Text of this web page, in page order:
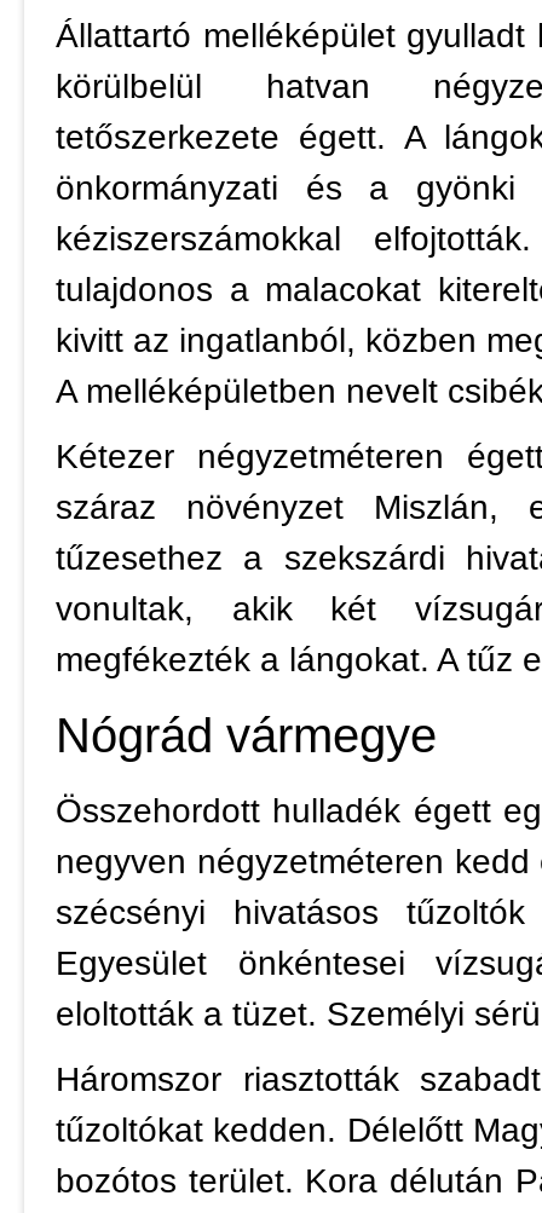
Állattartó melléképület
körülbelül hatvan
tetőszerkezete égett. A
önkormányzati és a gyönki
kéziszerszámokkal
tulajdonos a malacokat
kivitt az ingatlanból, közben
A melléképületben nevelt
Kétezer négyzetméteren
száraz növényzet
tűzesethez a szekszárdi
vonultak, akik két
megfékezték a lángokat. A tűz
Nógrád vármegye
Összehordott hulladék égett
negyven négyzetméteren
szécsényi hivatásos
Egyesület önkéntesei
eloltották a tüzet. Személyi
Háromszor riasztották
tűzoltókat kedden. Délelőtt
bozótos terület. Kora délután